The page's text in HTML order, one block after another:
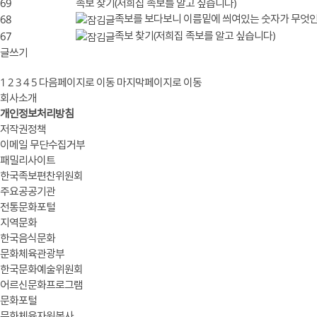
68
족보를 보다보니 이름밑에 씌여있는 숫자가 무엇
67
족보 찾기(저희집 족보를 알고 싶습니다)
글쓰기
1 234 5 다음페이지로 이동 마지막페이지로 이동
회사소개
개인정보처리방침
저작권정책
이메일 무단수집거부
패밀리사이트
한국족보편찬위원회
주요공공기관
전통문화포털
지역문화
한국음식문화
문화체육관광부
한국문화예술위원회
어르신문화프로그램
문화포털